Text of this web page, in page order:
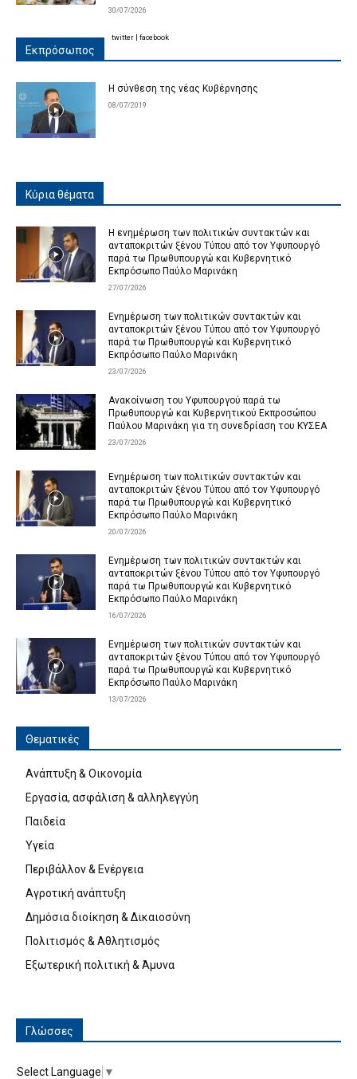
30/07/2026
Εκπρόσωπος
Η σύνθεση της νέας Κυβέρνησης
08/07/2019
twitter facebook
Κύρια θέματα
Η ενημέρωση των πολιτικών συντακτών και
ανταποκριτών ξένου Τύπου από τον Υφυπουργό
παρά τω Πρωθυπουργώ και Κυβερνητικό
Εκπρόσωπο Παύλο Μαρινάκη
27/07/2026
Ενημέρωση των πολιτικών συντακτών και
ανταποκριτών ξένου Τύπου από τον Υφυπουργό
παρά τω Πρωθυπουργώ και Κυβερνητικό
Εκπρόσωπο Παύλο Μαρινάκη
23/07/2026
Ανακοίνωση του Υφυπουργού παρά τω
Πρωθυπουργώ και Κυβερνητικού Εκπροσώπου
Παύλου Μαρινάκη για τη συνεδρίαση του ΚΥΣΕΑ
23/07/2026
Ενημέρωση των πολιτικών συντακτών και
ανταποκριτών ξένου Τύπου από τον Υφυπουργό
παρά τω Πρωθυπουργώ και Κυβερνητικό
Εκπρόσωπο Παύλο Μαρινάκη
20/07/2026
Ενημέρωση των πολιτικών συντακτών και
ανταποκριτών ξένου Τύπου από τον Υφυπουργό
παρά τω Πρωθυπουργώ και Κυβερνητικό
Εκπρόσωπο Παύλο Μαρινάκη
16/07/2026
Ενημέρωση των πολιτικών συντακτών και
ανταποκριτών ξένου Τύπου από τον Υφυπουργό
παρά τω Πρωθυπουργώ και Κυβερνητικό
Εκπρόσωπο Παύλο Μαρινάκη
13/07/2026
Θεματικές
Ανάπτυξη & Οικονομία
Εργασία, ασφάλιση & αλληλεγγύη
Παιδεία
Υγεία
Περιβάλλον & Ενέργεια
Αγροτική ανάπτυξη
Δημόσια διοίκηση & Δικαιοσύνη
Πολιτισμός & Αθλητισμός
Εξωτερική πολιτική & Άμυνα
Γλώσσες
Select Language ▼